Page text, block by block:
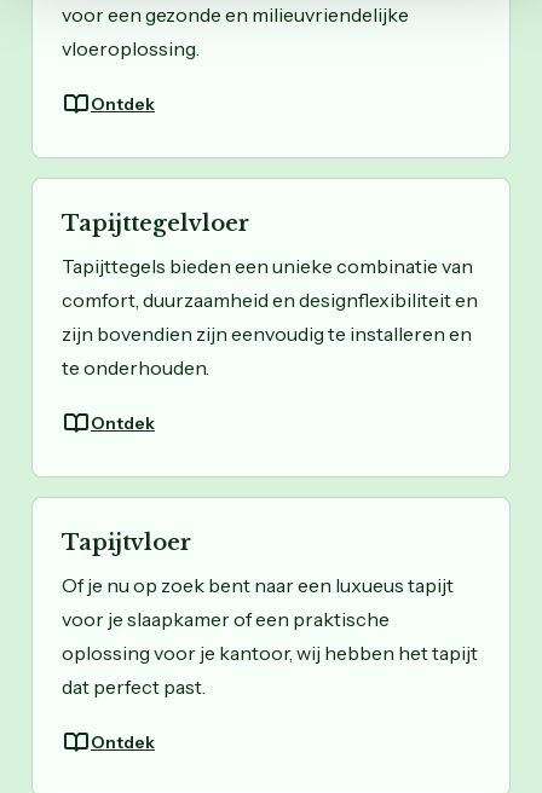
voor een gezonde en milieuvriendelijke
vloeroplossing.
Ontdek
Tapijttegelvloer
Tapijttegels bieden een unieke combinatie van
comfort, duurzaamheid en designflexibiliteit en
zijn bovendien zijn eenvoudig te installeren en
te onderhouden.
Ontdek
Tapijtvloer
Of je nu op zoek bent naar een luxueus tapijt
voor je slaapkamer of een praktische
oplossing voor je kantoor, wij hebben het tapijt
dat perfect past.
Ontdek